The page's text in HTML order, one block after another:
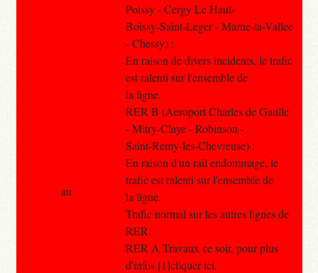
Poissy - Cergy Le Haut-
Boissy-Saint-Leger - Marne-la-Vallee
- Chessy) :
En raison de divers incidents, le trafic
est ralenti sur l'ensemble de
la ligne.
RER B (Aeroport Charles de Gaulle
- Mitry-Claye - Robinson -
Saint-Remy-les-Chevreuse) :
En raison d'un rail endommage, le
trafic est ralenti sur l'ensemble de
la ligne.
Trafic normal sur les autres lignes de
RER.
RER A Travaux ce soir, pour plus
d'infos [1]cliquer ici.
au